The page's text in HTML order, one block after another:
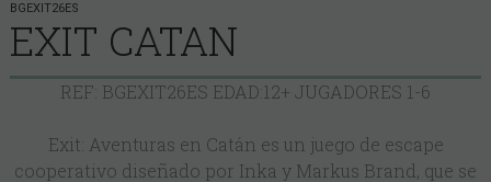
BGEXIT26ES
EXIT CATAN
REF: BGEXIT26ES EDAD:12+ JUGADORES 1-6
Exit: Aventuras en Catán es un juego de escape
cooperativo diseñado por Inka y Markus Brand, que se